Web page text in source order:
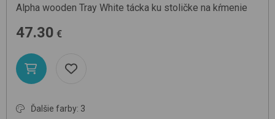
Alpha wooden Tray White tácka ku stoličke na kŕmenie
47.30 €
Ďalšie farby: 3